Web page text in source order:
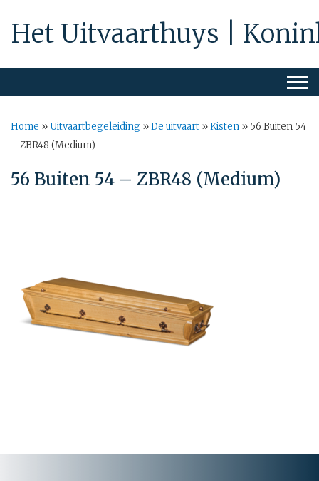
Het Uitvaarthuys |
Home »Uitvaartbegeleiding »De uitvaart »Kisten » 56 Buiten 54
– ZBR48 (Medium)
56 Buiten 54 – ZBR48 (Medium)